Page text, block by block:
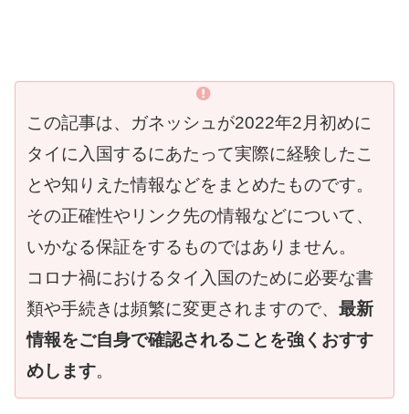
この記事は、ガネッシュが2022年2月初めに
タイに入国するにあたって実際に経験したこ
とや知りえた情報などをまとめたものです。
その正確性やリンク先の情報などについて、
いかなる保証をするものではありません。
コロナ禍におけるタイ入国のために必要な書
類や手続きは頻繁に変更されますので、 最新
情報をご自身で確認されることを強くおすす
めします。